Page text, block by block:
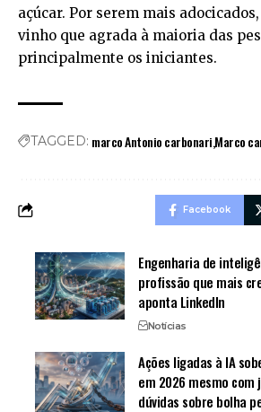
açúcar. Por serem mais
vinho que agrada à maioria das
principalmente os iniciantes.
TAGGED: marco Antonio carbonariMarco
Facebook
Engenharia de
profissão que mais
aponta LinkedIn
Notícias
Ações ligadas à IA
em 2026 mesmo
dúvidas sobre bolha